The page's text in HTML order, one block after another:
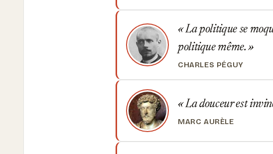
La politique se
politique même.
CHARLES PÉGUY
La douceur est
MARC AURÈLE